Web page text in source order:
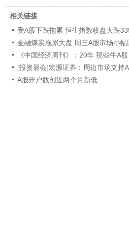
相关链接
受A股下跌拖累 恒生指数收盘大跌
金融煤炭拖累大盘 周三A股市场小幅
《中国经济周刊》：20年 那些牛A股
[投资晨会]宏源证券：周边市场支持
A股开户数创近两个月新低